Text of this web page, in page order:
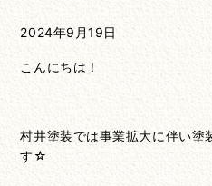
2024年9月19日
こんにちは！
村井塗装では事業拡大に伴い塗
す☆